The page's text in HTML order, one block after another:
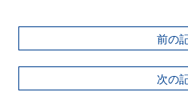
前の
次の